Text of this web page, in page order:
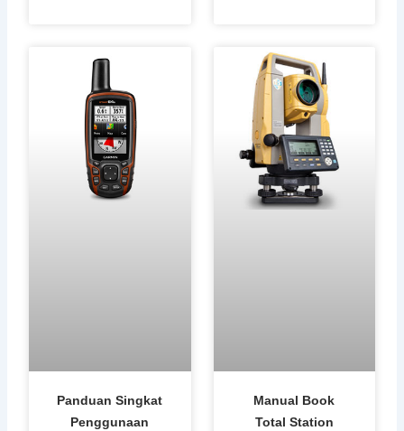
Panduan Singkat
Penggunaan
Manual Book
Total Station